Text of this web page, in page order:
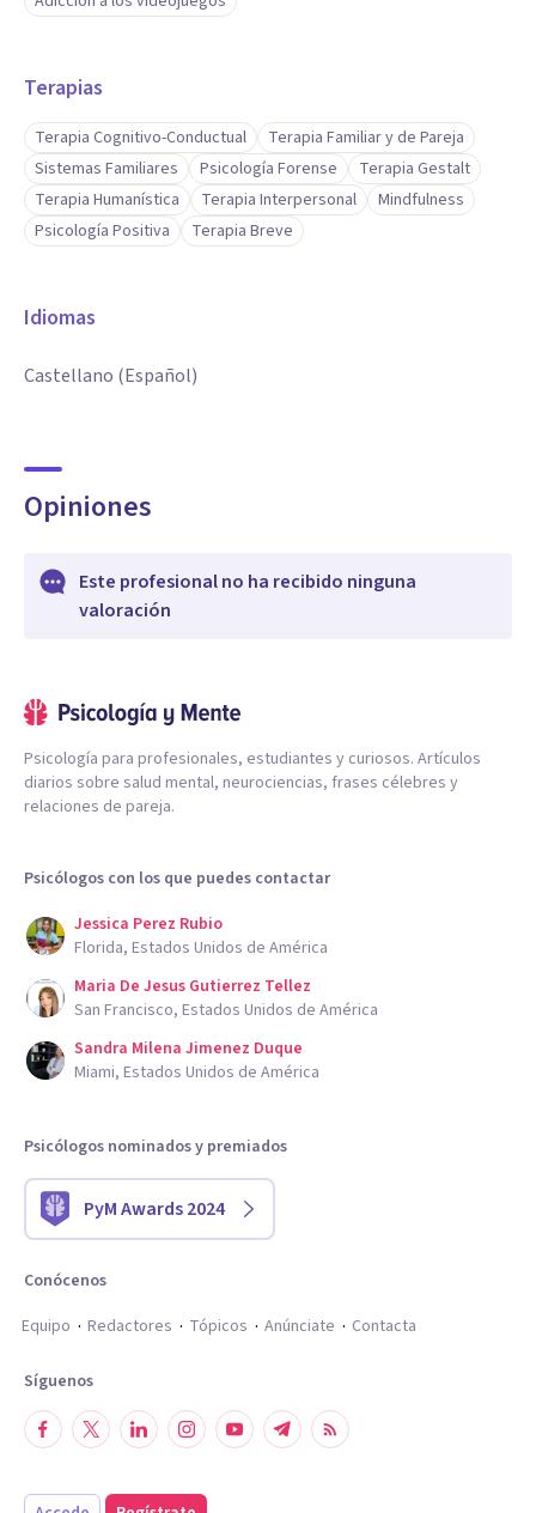
Terapias
Terapia Cognitivo-Conductual
Terapia Familiar y de Pareja
Sistemas Familiares
Psicología Forense
Terapia Gestalt
Terapia Humanística
Terapia Interpersonal
Mindfulness
Psicología Positiva
Terapia Breve
Idiomas
Castellano (Español)
Opiniones
Este profesional no ha recibido ninguna
valoración
Psicología para profesionales, estudiantes y curiosos. Artículos
diarios sobre salud mental, neurociencias, frases célebres y
relaciones de pareja.
Psicólogos con los que puedes contactar
Jessica Perez Rubio
Florida, Estados Unidos de América
Maria De Jesus Gutierrez Tellez
San Francisco, Estados Unidos de América
Sandra Milena Jimenez Duque
Miami, Estados Unidos de América
Psicólogos nominados y premiados
PyM Awards 2024
Conócenos
Equipo
Redactores Tópicos Anúnciate Contacta
Síguenos